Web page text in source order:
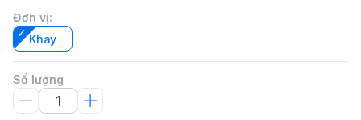
Đơn vị:
Khay
Số lượng